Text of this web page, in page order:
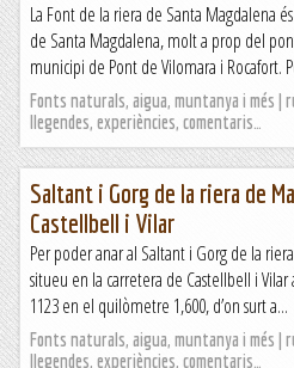
La Font de la riera de Santa Magdalena
de Santa Magdalena, molt a prop del
municipi de Pont de Vilomara i Rocafort.
Fonts naturals, aigua, muntanya i més |
llegendes, experiències, comentaris…
Saltant i Gorg de la riera de
Castellbell i Vilar
Per poder anar al Saltant i Gorg de la
situeu en la carretera de Castellbell i
1123 en el quilòmetre 1,600, d’on surt a...
Fonts naturals, aigua, muntanya i més |
llegendes, experiències, comentaris…